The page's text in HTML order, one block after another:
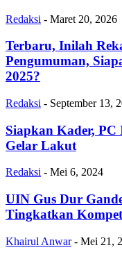
Redaksi - Maret 20, 2026
Terbaru, Inilah
Pengumuman,
2025?
Redaksi - September 13,
Siapkan Kader, PC
Gelar Lakut
Redaksi - Mei 6, 2024
UIN Gus Dur
Tingkatkan
Khairul Anwar - Mei 21,